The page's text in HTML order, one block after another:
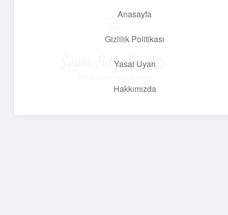
Anasayfa
Gizlilik Politikası
Yasal Uyarı
Hakkımızda
Süper Bilgi Durağı